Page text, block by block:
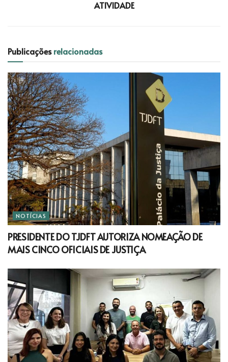
ATIVIDADE
Publicaçõesrelacionadas
NOTÍCIAS
PRESIDENTE DO TJDFT AUTORIZA NOMEAÇÃO DE
MAIS CINCO OFICIAIS DE JUSTIÇA